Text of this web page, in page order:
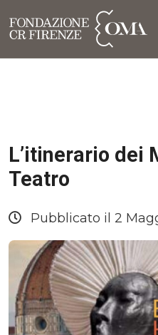
L’itinerario dei
Teatro
Pubblicato il 2